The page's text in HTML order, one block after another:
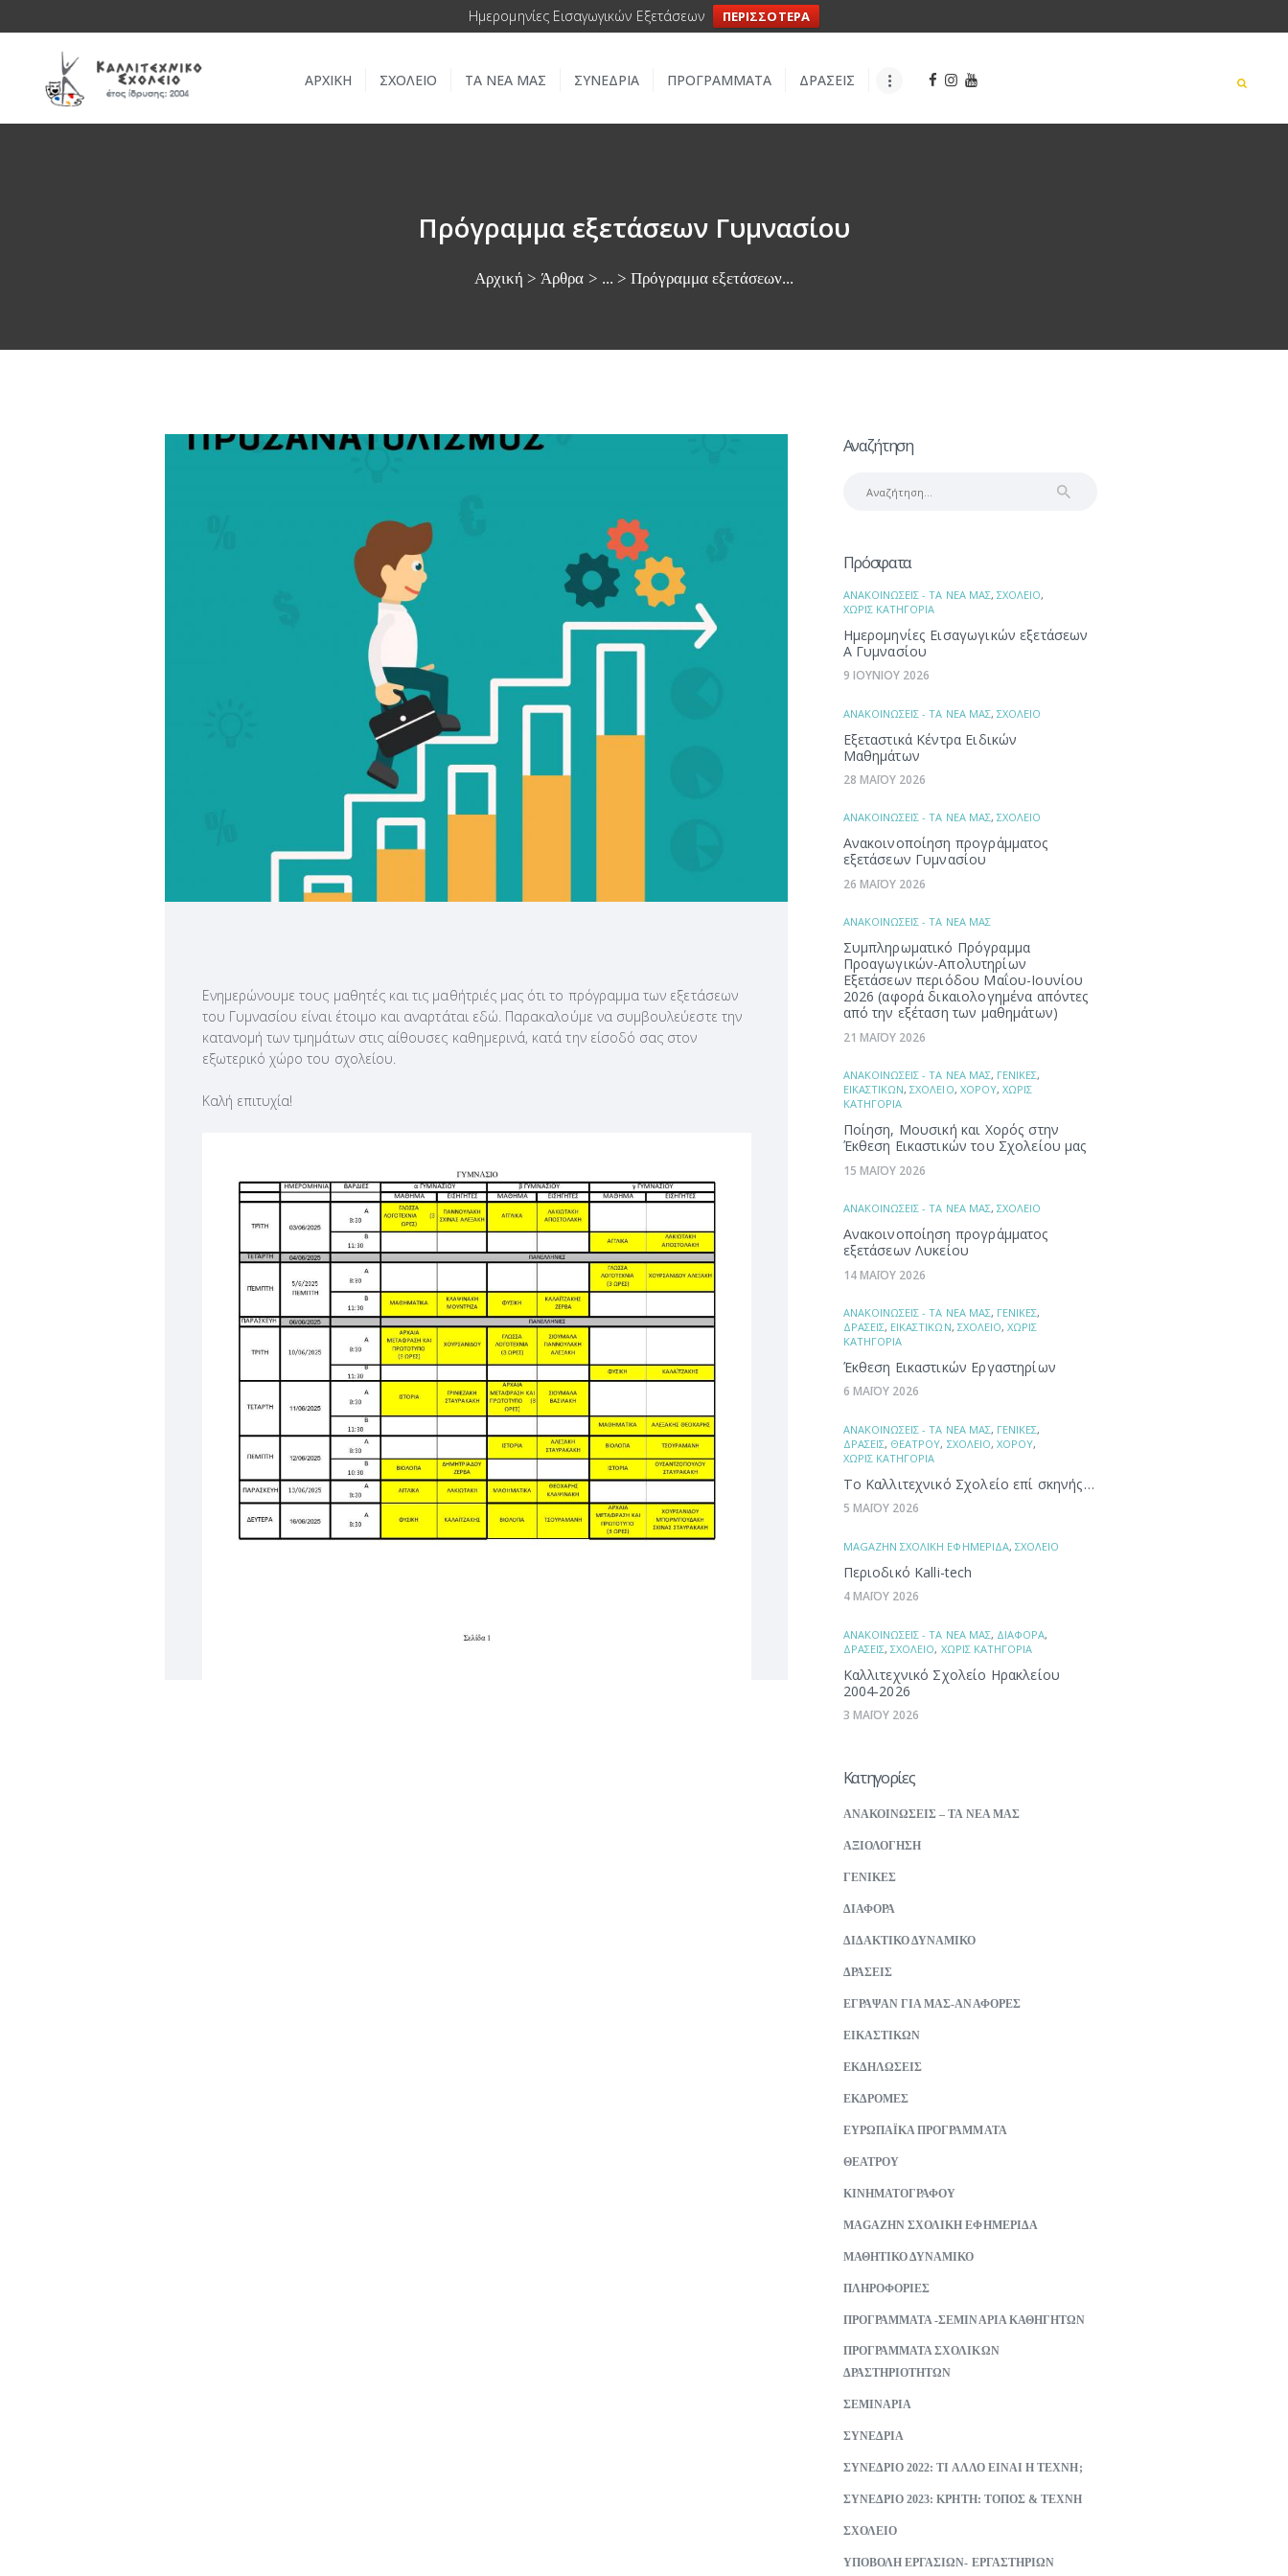
Ημερομηνίες Εισαγωγικών Εξετάσεων ΠΕΡΙΣΣΟΤΕΡΑ
ΑΡΧΙΚΗ ΣΧΟΛΕΙΟ ΤΑ ΝΕΑ ΜΑΣ ΣΥΝΕΔΡΙΑ ΠΡΟΓΡΑΜΜΑΤΑ ΔΡΑΣΕΙΣ
Πρόγραμμα εξετάσεων Γυμνασίου
Αρχική Άρθρα ... Πρόγραμμα εξετάσεων...
ΑΡΧΙΚΗ
ΣΧΟΛΕΙΟ
ΣΥΝΕΔΡΙΑ
ΠΡΟΓΡΑΜΜΑΤΑ
Ενημερώνουμε τους μαθητές και τις μαθήτριές μας ότι το πρόγραμμα των εξετάσεων
του Γυμνασίου είναι έτοιμο και αναρτάται εδώ. Παρακαλούμε να συμβουλεύεστε την
κατανομή των τμημάτων στις αίθουσες καθημερινά, κατά την είσοδό σας στον
εξωτερικό χώρο του σχολείου.
Καλή επιτυχία!
Αναζήτηση
Πρόσφατα
ΑΝΑΚΟΙΝΩΣΕΙΣ - ΤΑ ΝΕΑ ΜΑΣ,ΣΧΟΛΕΙΟ,
ΧΩΡΙΣ ΚΑΤΗΓΟΡΙΑ
Ημερομηνίες Εισαγωγικών εξετάσεων
Α Γυμνασίου
9 ΙΟΥΝΙΟΥ 2026
ΑΝΑΚΟΙΝΩΣΕΙΣ - ΤΑ ΝΕΑ ΜΑΣ,ΣΧΟΛΕΙΟ
Εξεταστικά Κέντρα Ειδικών
Μαθημάτων
28 ΜΑΪΟΥ 2026
ΑΝΑΚΟΙΝΩΣΕΙΣ - ΤΑ ΝΕΑ ΜΑΣ,ΣΧΟΛΕΙΟ
Ανακοινοποίηση προγράμματος
εξετάσεων Γυμνασίου
26 ΜΑΪΟΥ 2026
ΑΝΑΚΟΙΝΩΣΕΙΣ - ΤΑ ΝΕΑ ΜΑΣ
Συμπληρωματικό Πρόγραμμα
Προαγωγικών-Απολυτηρίων
Εξετάσεων περιόδου Μαΐου-Ιουνίου
2026 (αφορά δικαιολογημένα απόντες
από την εξέταση των μαθημάτων)
21 ΜΑΪΟΥ 2026
ΑΝΑΚΟΙΝΩΣΕΙΣ - ΤΑ ΝΕΑ ΜΑΣ, ΓΕΝΙΚΕΣ,
ΕΙΚΑΣΤΙΚΩΝ,ΣΧΟΛΕΙΟ, ΧΟΡΟΥ,ΧΩΡΙΣ
ΚΑΤΗΓΟΡΙΑ
Ποίηση, Μουσική και Χορός στην
Έκθεση Εικαστικών του Σχολείου μας
15 ΜΑΪΟΥ 2026
ΑΝΑΚΟΙΝΩΣΕΙΣ - ΤΑ ΝΕΑ ΜΑΣ,ΣΧΟΛΕΙΟ
Ανακοινοποίηση προγράμματος
εξετάσεων Λυκείου
14 ΜΑΪΟΥ 2026
ΑΝΑΚΟΙΝΩΣΕΙΣ - ΤΑ ΝΕΑ ΜΑΣ, ΓΕΝΙΚΕΣ,
ΔΡΑΣΕΙΣ, ΕΙΚΑΣΤΙΚΩΝ, ΣΧΟΛΕΙΟ,ΧΩΡΙΣ
ΚΑΤΗΓΟΡΙΑ
Έκθεση Εικαστικών Εργαστηρίων
6 ΜΑΪΟΥ 2026
ΑΝΑΚΟΙΝΩΣΕΙΣ - ΤΑ ΝΕΑ ΜΑΣ, ΓΕΝΙΚΕΣ,
ΔΡΑΣΕΙΣ, ΘΕΑΤΡΟΥ, ΣΧΟΛΕΙΟ,ΧΟΡΟΥ,
ΧΩΡΙΣ ΚΑΤΗΓΟΡΙΑ
Το Καλλιτεχνικό Σχολείο επί σκηνής…
5 ΜΑΪΟΥ 2026
ΜAGAZHN ΣΧΟΛΙΚΗ ΕΦΗΜΕΡΙΔΑ,ΣΧΟΛΕΙΟ
Περιοδικό Kalli-tech
4 ΜΑΪΟΥ 2026
ΑΝΑΚΟΙΝΩΣΕΙΣ - ΤΑ ΝΕΑ ΜΑΣ, ΔΙΑΦΟΡΑ,
ΔΡΑΣΕΙΣ,ΣΧΟΛΕΙΟ, ΧΩΡΙΣ ΚΑΤΗΓΟΡΙΑ
Καλλιτεχνικό Σχολείο Ηρακλείου
2004-2026
3 ΜΑΪΟΥ 2026
Κατηγορίες
ΑΝΑΚΟΙΝΩΣΕΙΣ – ΤΑ ΝΕΑ ΜΑΣ
ΑΞΙΟΛΟΓΗΣΗ
ΓΕΝΙΚΕΣ
ΔΙΑΦΟΡΑ
ΔΙΔΑΚΤΙΚΟ ΔΥΝΑΜΙΚΟ
ΔΡΑΣΕΙΣ
ΕΓΡΑΨΑΝ ΓΙΑ ΜΑΣ-ΑΝΑΦΟΡΕΣ
ΕΙΚΑΣΤΙΚΩΝ
ΕΚΔΗΛΩΣΕΙΣ
ΕΚΔΡΟΜΕΣ
ΕΥΡΩΠΑΪΚΑ ΠΡΟΓΡΑΜΜΑΤΑ
ΘΕΑΤΡΟΥ
ΚΙΝΗΜΑΤΟΓΡΑΦΟΥ
ΜAGAZHN ΣΧΟΛΙΚΗ ΕΦΗΜΕΡΙΔΑ
ΜΑΘΗΤΙΚΟ ΔΥΝΑΜΙΚΟ
ΠΛΗΡΟΦΟΡΙΕΣ
ΠΡΟΓΡΑΜΜΑΤΑ -ΣΕΜΙΝΑΡΙΑ ΚΑΘΗΓΗΤΩΝ
ΠΡΟΓΡΑΜΜΑΤΑ ΣΧΟΛΙΚΩΝ
ΔΡΑΣΤΗΡΙΟΤΗΤΩΝ
ΣΕΜΙΝΑΡΙΑ
ΣΥΝΕΔΡΙΑ
ΣΥΝΕΔΡΙΟ 2022: ΤΙ ΑΛΛΟ ΕΙΝΑΙ Η ΤΕΧΝΗ;
ΣΥΝΕΔΡΙΟ 2023: ΚΡΗΤΗ: ΤΟΠΟΣ & ΤΕΧΝΗ
ΣΧΟΛΕΙΟ
ΥΠΟΒΟΛΗ ΕΡΓΑΣΙΩΝ- ΕΡΓΑΣΤΗΡΙΩΝ